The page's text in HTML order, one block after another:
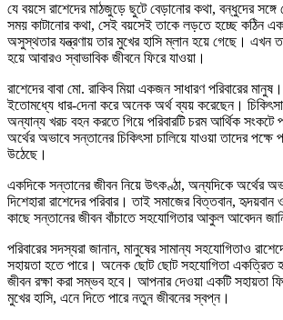
যে বয়সে রাশেদের মাঠজুড়ে ছুটে বেড়ানোর কথা, বন্ধুদের
সময় কাটানোর কথা, সেই বয়সেই তাকে লড়তে হচ্ছে কঠিন এক
অসুস্থতার যন্ত্রণায় তার মুখের হাসি ম্লান হয়ে গেছে।
হয়ে আবারও স্বাভাবিক জীবনে ফিরে যাওয়া।
রাশেদের বাবা মো. রাকিব মিয়া একজন সাধারণ পরিবারের
ইতোমধ্যে ধার-দেনা করে অনেক অর্থ ব্যয় করেছেন। চিকিৎসা,
অন্যান্য খরচ বহন করতে গিয়ে পরিবারটি চরম আর্থিক
অর্থের অভাবে সন্তানের চিকিৎসা চালিয়ে যাওয়া তাদের
উঠেছে।
একদিকে সন্তানের জীবন নিয়ে উৎকণ্ঠা, অন্যদিকে অর্থের
দিশেহারা রাশেদের পরিবার। তাই সমাজের বিত্তবান, হৃদয়বান
কাছে সন্তানের জীবন বাঁচাতে সহযোগিতার আকুল আবেদন
পরিবারের সদস্যরা জানান, মানুষের সামান্য সহযোগিতাও
সহায়তা হতে পারে। অনেক ছোট ছোট সহযোগিতা একত্রিত
জীবন রক্ষা করা সম্ভব হবে। আপনার দেওয়া একটি সহায়তা
মুখের হাসি, এনে দিতে পারে নতুন জীবনের স্বপ্ন।